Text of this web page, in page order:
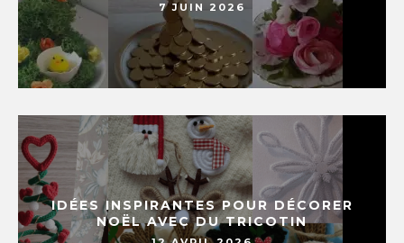
7 JUIN 2026
IDÉES INSPIRANTES POUR DÉCORER
NOËL AVEC DU TRICOTIN